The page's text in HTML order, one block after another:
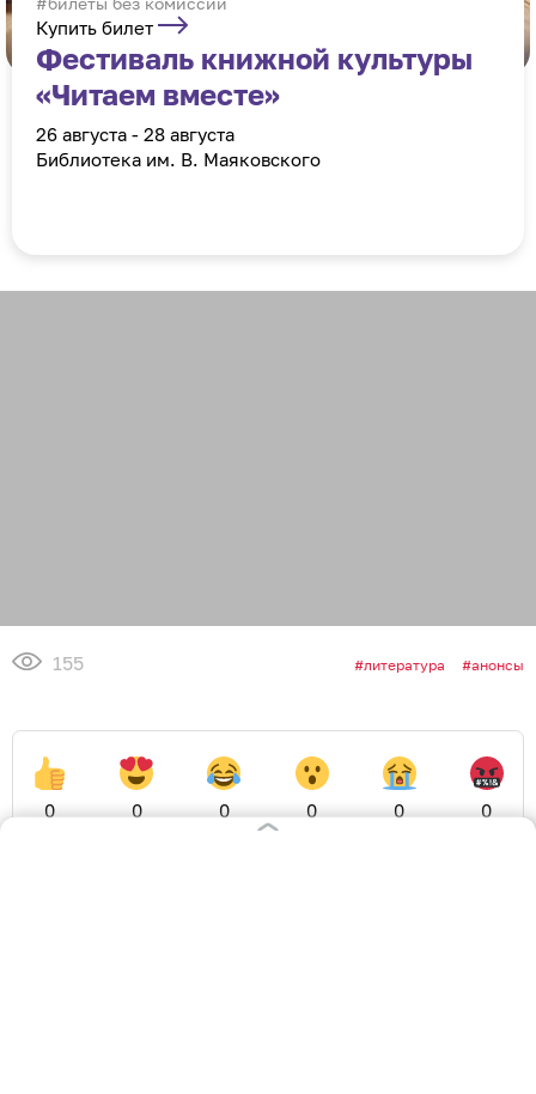
Купить билет
Фестиваль книжной культуры
«Читаем вместе»
26 августа - 28 августа
Библиотека им. В. Маяковского
155 литература анонсы
0 0 0 0 0 0